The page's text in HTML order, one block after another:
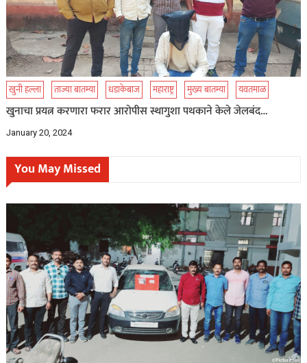
खुनी हल्ला ताज्या बातम्या धडाकेबाज महाराष्ट्र मुख्य बातम्या यवतमाळ
खुनाचा प्रयत्न करणारा फरार आरोपीस स्थागुशा पथकाने केले जेलबंद…
January 20, 2024
You May Missed